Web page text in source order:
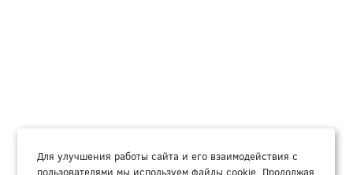
Для улучшения работы сайта и его взаимодействия с
пользователями мы используем файлы cookie. Продолжая